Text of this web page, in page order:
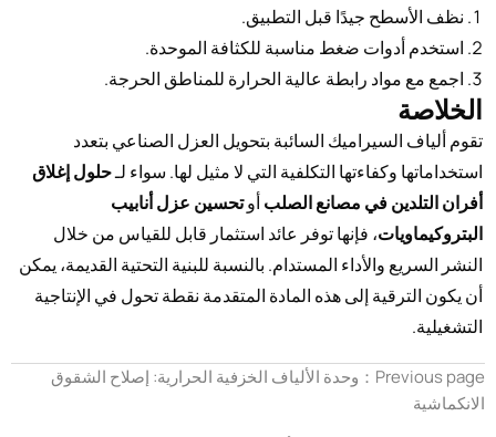
نظف الأسطح جيدًا قبل التطبيق.
استخدم أدوات ضغط مناسبة للكثافة الموحدة.
اجمع مع مواد رابطة عالية الحرارة للمناطق الحرجة.
الخلاصة
تقوم ألياف السيراميك السائبة بتحويل العزل الصناعي بتعدد
استخداماتها وكفاءتها التكلفية التي لا مثيل لها. سواء لـحلول إغلاق
أفران التلدين في مصانع الصلبأوتحسين عزل أنابيب
البتروكيماويات، فإنها توفر عائد استثمار قابل للقياس من خلال
النشر السريع والأداء المستدام. بالنسبة للبنية التحتية القديمة، يمكن
أن يكون الترقية إلى هذه المادة المتقدمة نقطة تحول في الإنتاجية
التشغيلية.
Previous page：
وحدة الألياف الخزفية الحرارية: إصلاح الشقوق
الانكماشية